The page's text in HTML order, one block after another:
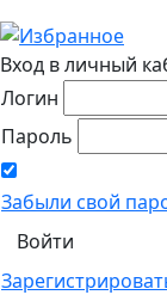
Вход в личный
Логин
Пароль
Забыли свой